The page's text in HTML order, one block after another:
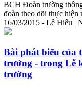
BCH Đoàn trường
đoàn theo dõi thực hiện
16/03/2015 - Lê Hiếu |
Bài phát biểu của
trưởng - trong Lễ
trường